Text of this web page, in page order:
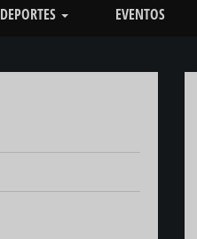
DEPORTES EVENTOS